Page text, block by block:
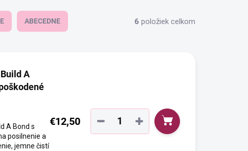
ABECEDNE 6 položiek celkom
A
A Bond s
posilnenie a
jemne čistí
€12,50 +
−